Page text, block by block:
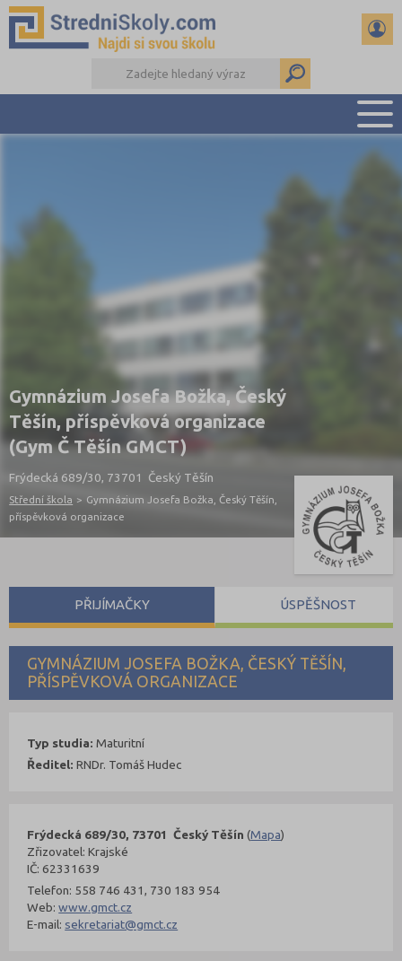
PŘÍPRAVA NA PŘIJÍMAČKY
DŮLEŽITÉ TERMÍNY
DALŠÍ DRUHY ŠKOL
Gymnázium Josefa Božka, Český
Těšín, příspěvková organizace
(Gym Č Těšín GMCT)
Frýdecká 689/30, 73701 Český Těšín
Střední škola > Gymnázium Josefa Božka, Český Těšín,
příspěvková organizace
GYMNÁZIUM JOSEFA BOŽKA, ČESKÝ TĚŠÍN,
PŘÍSPĚVKOVÁ ORGANIZACE
Frýdecká 689/30, 73701 Český Těšín (Mapa)
Zřizovatel: Krajské
IČ: 62331639
Telefon: 558 746 431, 730 183 954
Web:www.gmct.cz
E-mail: sekretariat@gmct.cz
Typ studia: Maturitní
Ředitel: RNDr. Tomáš Hudec
PŘIJÍMAČKY ÚSPĚŠNOST